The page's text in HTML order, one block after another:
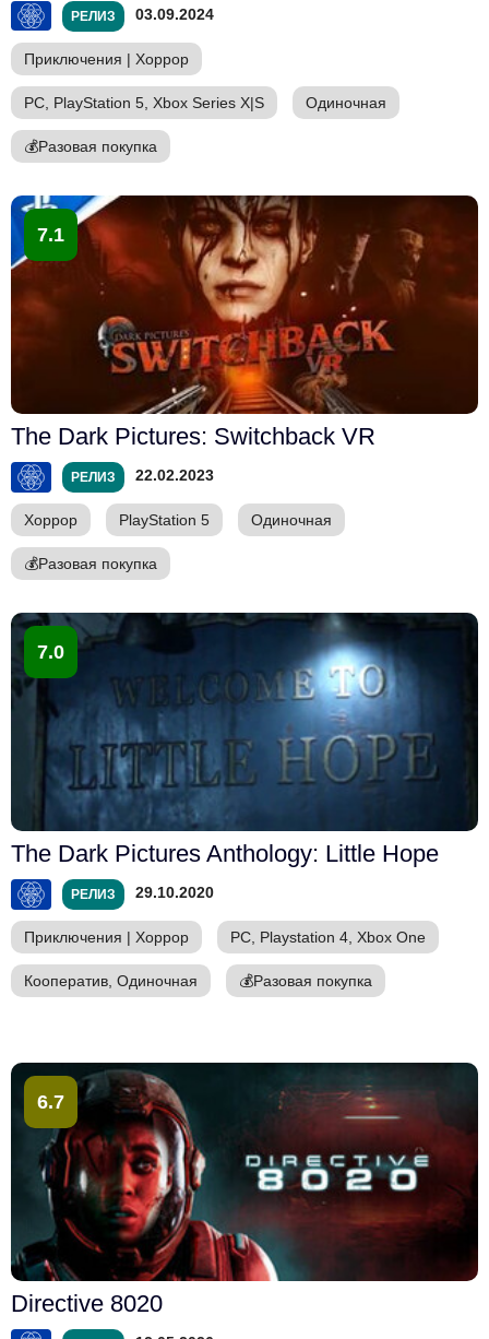
РЕЛИЗ 03.09.2024
Приключения | Хоррор
PC, PlayStation 5, Xbox Series X|S Одиночная
💰Разовая покупка
7.1
The Dark Pictures: Switchback VR
РЕЛИЗ 22.02.2023
Хоррор PlayStation 5 Одиночная
💰Разовая покупка
7.0
The Dark Pictures Anthology: Little Hope
РЕЛИЗ 29.10.2020
Приключения | Хоррор PC, Playstation 4, Xbox One
Кооператив, Одиночная 💰Разовая покупка
6.7
Directive 8020